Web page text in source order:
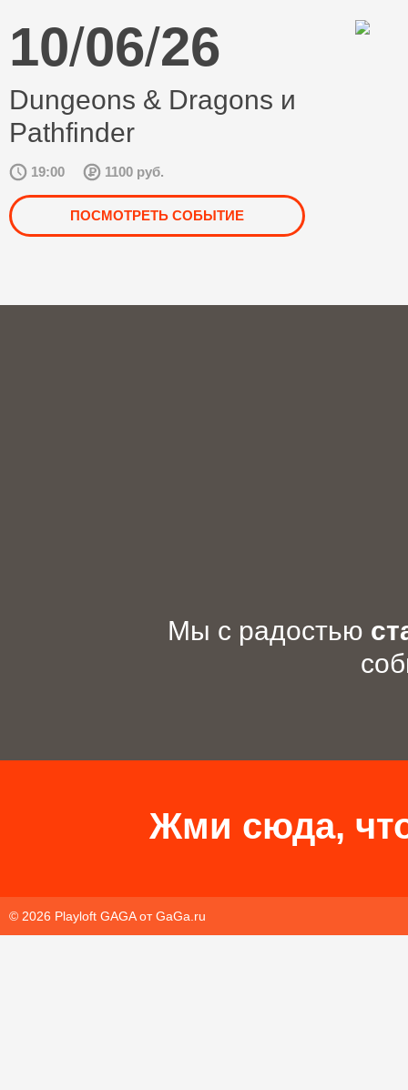
10/06/26
Dungeons & Dragons и
Pathfinder
19:00 1100 руб.
ПОСМОТРЕТЬ СОБЫТИЕ
Мы с радостью
Жми сюда,
© 2026 Playloft GAGA отGaGa.ru